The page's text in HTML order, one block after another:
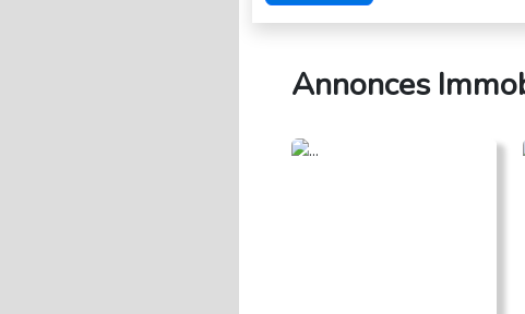
Annonces